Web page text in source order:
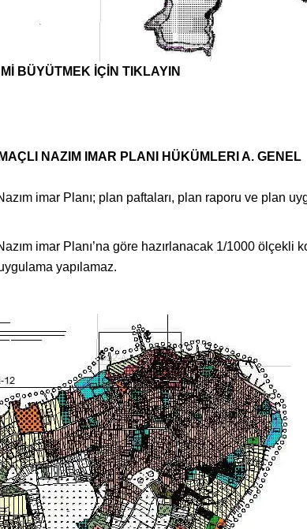
BÜYÜTMEK İÇİN TIKLAYIN
NAZIM IMAR PLANI HÜKÜMLERI A. GENEL
imar Planı; plan paftaları, plan raporu ve plan
imar Planı’na göre hazırlanacak 1/1000 ölçekli
yapılamaz.